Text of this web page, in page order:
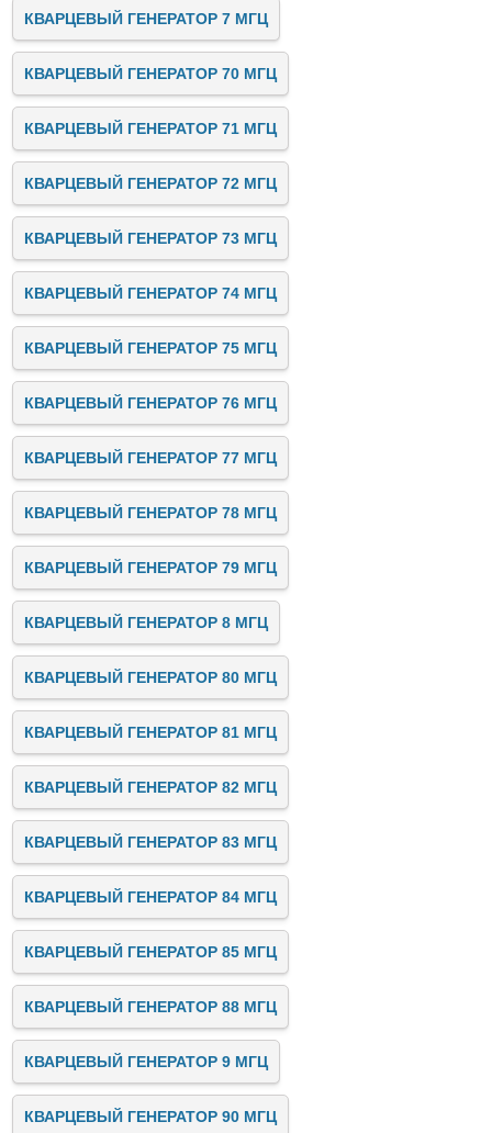
КВАРЦЕВЫЙ ГЕНЕРАТОР 7 МГЦ
КВАРЦЕВЫЙ ГЕНЕРАТОР 70 МГЦ
КВАРЦЕВЫЙ ГЕНЕРАТОР 71 МГЦ
КВАРЦЕВЫЙ ГЕНЕРАТОР 72 МГЦ
КВАРЦЕВЫЙ ГЕНЕРАТОР 73 МГЦ
КВАРЦЕВЫЙ ГЕНЕРАТОР 74 МГЦ
КВАРЦЕВЫЙ ГЕНЕРАТОР 75 МГЦ
КВАРЦЕВЫЙ ГЕНЕРАТОР 76 МГЦ
КВАРЦЕВЫЙ ГЕНЕРАТОР 77 МГЦ
КВАРЦЕВЫЙ ГЕНЕРАТОР 78 МГЦ
КВАРЦЕВЫЙ ГЕНЕРАТОР 79 МГЦ
КВАРЦЕВЫЙ ГЕНЕРАТОР 8 МГЦ
КВАРЦЕВЫЙ ГЕНЕРАТОР 80 МГЦ
КВАРЦЕВЫЙ ГЕНЕРАТОР 81 МГЦ
КВАРЦЕВЫЙ ГЕНЕРАТОР 82 МГЦ
КВАРЦЕВЫЙ ГЕНЕРАТОР 83 МГЦ
КВАРЦЕВЫЙ ГЕНЕРАТОР 84 МГЦ
КВАРЦЕВЫЙ ГЕНЕРАТОР 85 МГЦ
КВАРЦЕВЫЙ ГЕНЕРАТОР 88 МГЦ
КВАРЦЕВЫЙ ГЕНЕРАТОР 9 МГЦ
КВАРЦЕВЫЙ ГЕНЕРАТОР 90 МГЦ